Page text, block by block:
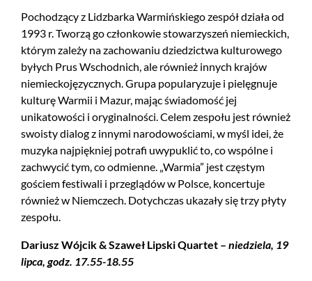
Pochodzący z Lidzbarka Warmińskiego zespół działa od
1993 r. Tworzą go członkowie stowarzyszeń niemieckich,
którym zależy na zachowaniu dziedzictwa kulturowego
byłych Prus Wschodnich, ale również innych krajów
niemieckojęzycznych. Grupa popularyzuje i pielęgnuje
kulturę Warmii i Mazur, mając świadomość jej
unikatowości i oryginalności. Celem zespołu jest również
swoisty dialog z innymi narodowościami, w myśl idei, że
muzyka najpiękniej potrafi uwypuklić to, co wspólne i
zachwycić tym, co odmienne. „Warmia” jest częstym
gościem festiwali i przeglądów w Polsce, koncertuje
również w Niemczech. Dotychczas ukazały się trzy płyty
zespołu.
Dariusz Wójcik & Szaweł Lipski Quartet – niedziela, 19
lipca, godz. 17.55-18.55